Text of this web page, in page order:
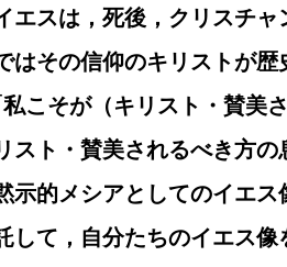
スは，死後，クリスチャ
はその信仰のキリストが
私こそが（キリスト・賛美
ト・賛美されるべき方の
示的メシアとしてのイエ
して，自分たちのイエス像